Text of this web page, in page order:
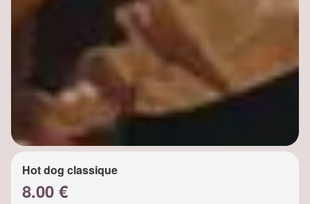
Hot dog classique
8.00 €